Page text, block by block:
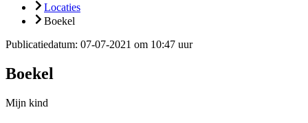
Locaties
Boekel
Publicatiedatum: 07-07-2021 om 10:47 uur
Boekel
Mijn kind